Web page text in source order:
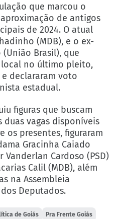
que marcou o
de antigos
de 2024. O atual
(MDB), e o ex-
Brasil), que
no último pleito,
declararam voto
estadual.
figuras que buscam
vagas disponíveis
os presentes, figuraram
Gracinha Caiado
Cardoso (PSD)
Calil (MDB), além
na Assembleia
Deputados.
de Goiás Pra Frente Goiás